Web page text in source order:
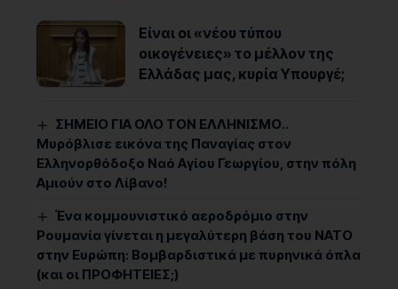
Είναι οι «νέου τύπου
οικογένειες» το μέλλον της
Ελλάδας μας, κυρία Υπουργέ;
ΣΗΜΕΙΟ ΓΙΑ ΟΛΟ ΤΟΝ ΕΛΛΗΝΙΣΜΟ..
Μυρόβλισε εικόνα της Παναγίας στον
Ελληνορθόδοξο Ναό Αγίου Γεωργίου, στην πόλη
Αμιούν στο Λίβανο!
Ένα κομμουνιστικό αεροδρόμιο στην
Ρουμανία γίνεται η μεγαλύτερη βάση του ΝΑΤΟ
στην Ευρώπη: Βομβαρδιστικά με πυρηνικά όπλα
(και οι ΠΡΟΦΗΤΕΙΕΣ;)